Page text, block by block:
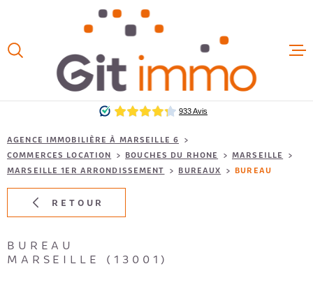
recherche
principal
VENTES
AGENCE IMMOBILIÈRE À MARSEILLE 6
COMMERCES LOCATION
BOUCHES DU RHONE
MARSEILLE
MARSEILLE 1ER ARRONDISSEMENT
BUREAUX BUREAU
RETOUR
BUREAU
MARSEILLE (13001)
RECHERCHE
TYPE
TYPE
DE
BIEN
TYPE DE BIEN
BUDGET